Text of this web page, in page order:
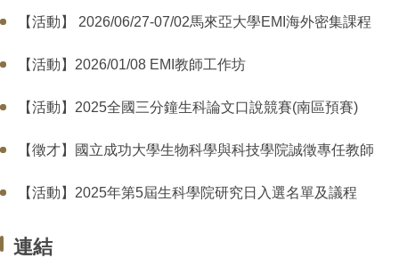
【活動】 2026/06/27-07/02馬來亞大學EMI海外密集課程
【活動】2026/01/08 EMI教師工作坊
【活動】2025全國三分鐘生科論文口說競賽(南區預賽)
【徵才】國立成功大學生物科學與科技學院誠徵專任教師
【活動】2025年第5屆生科學院研究日入選名單及議程
連結